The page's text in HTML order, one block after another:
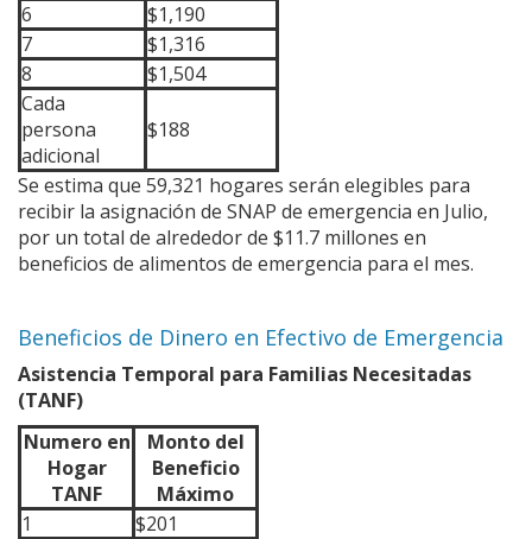
6
$1,190
7
$1,316
8
$1,504
Cada
persona
adicional
$188
Se estima que 59,321 hogares serán elegibles para
recibir la asignación de SNAP de emergencia en Julio,
por un total de alrededor de $11.7 millones en
beneficios de alimentos de emergencia para el mes.
Beneficios de Dinero en Efectivo de Emergencia
Asistencia Temporal para Familias Necesitadas
(TANF)
Numero en
Hogar
TANF
Monto del
Beneficio
Máximo
1
$201